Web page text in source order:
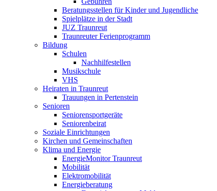
Beratungsstellen für Kinder und Jugendliche
Spielplätze in der Stadt
JUZ Traunreut
Traunreuter Ferienprogramm
Bildung
Schulen
Nachhilfestellen
Musikschule
VHS
Heiraten in Traunreut
Trauungen in Pertenstein
Senioren
Seniorensportgeräte
Seniorenbeirat
Soziale Einrichtungen
Kirchen und Gemeinschaften
Klima und Energie
EnergieMonitor Traunreut
Mobilität
Elektromobilität
Energieberatung